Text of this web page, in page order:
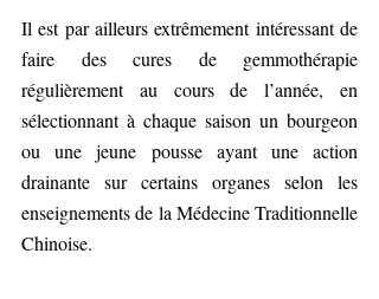
Il est par ailleurs extrêmement intéressant de
faire des cures de gemmothérapie
régulièrement au cours de l’année, en
sélectionnant à chaque saison un bourgeon
ou une jeune pousse ayant une action
drainante sur certains organes selon les
enseignements de la Médecine Traditionnelle
Chinoise.